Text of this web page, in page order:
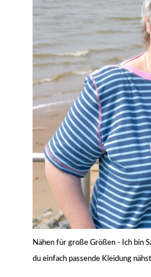
Nähen für große Größen - Ich bin
du einfach passende Kleidung